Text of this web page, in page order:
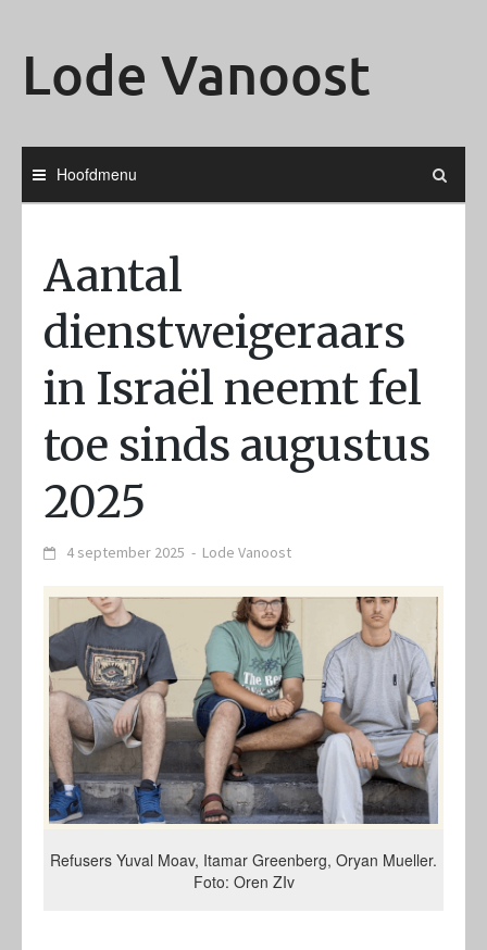
Lode Vanoost
Hoofdmenu
Aantal
dienstweigeraars
in Israël neemt fel
toe sinds augustus
2025
4 september 2025 - Lode Vanoost
Refusers Yuval Moav, Itamar Greenberg, Oryan Mueller.
Foto: Oren ZIv